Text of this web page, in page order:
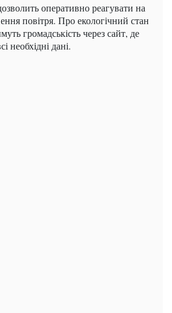
оперативно реагувати на
повітря. Про екологічний стан
громадськість через сайт, де
необхідні дані.